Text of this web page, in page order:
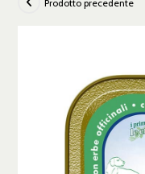
Prodotto precedente